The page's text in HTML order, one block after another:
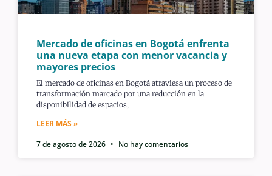
Mercado de oficinas en Bogotá enfrenta
una nueva etapa con menor vacancia y
mayores precios
El mercado de oficinas en Bogotá atraviesa un proceso de
transformación marcado por una reducción en la
disponibilidad de espacios,
LEER MÁS »
7 de agosto de 2026
No hay comentarios